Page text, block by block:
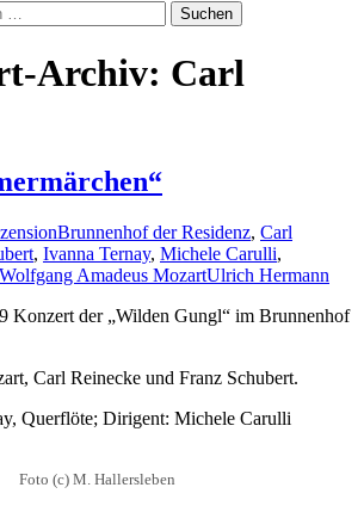
Archiv: Carl
Brunnenhof der Residenz, Carl
, Ivanna Ternay, Michele Carulli,
Wolfgang Amadeus MozartUlrich Hermann
Konzert der „Wilden Gungl“ im Brunnenhof
Carl Reinecke und Franz Schubert.
Querflöte; Dirigent: Michele Carulli
Foto (c) M. Hallersleben